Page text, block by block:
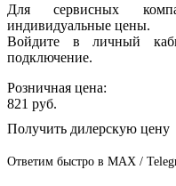
Для сервисных
индивидуальные цены.
Войдите в личный
подключение.
Розничная цена:
821 руб.
Получить дилерскую цену
Ответим быстро в MAX /